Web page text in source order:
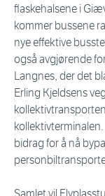
flaskehalsene i
kommer bussene
nye effektive
også avgjørende
Langnes, der det
Erling Kjeldsens
bidrag for å nå